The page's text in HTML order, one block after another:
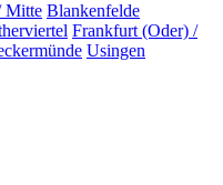
Mitte Blankenfelde
Frankfurt (Oder) /
Usingen